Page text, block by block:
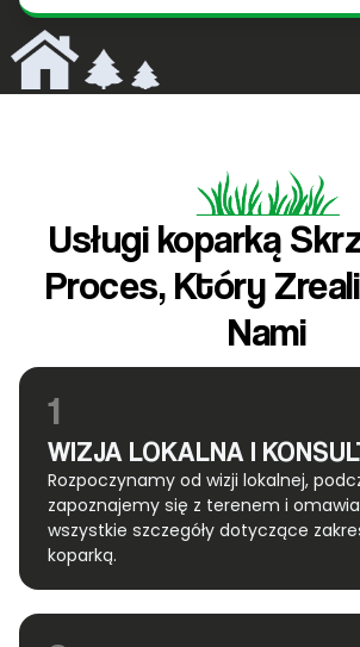
Usługi koparką
Proces, Który
Nami
1
WIZJA LOKALNA I
Rozpoczynamy od wizji lokalnej,
zapoznajemy się z terenem i
wszystkie szczegóły dotyczące
koparką.